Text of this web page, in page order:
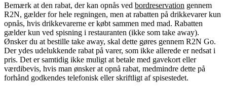
Bemærk at den rabat, der kan opnås ved bordreservation gennem
R2N, gælder for hele regningen, men at rabatten på drikkevarer kun
opnås, hvis drikkevarerne er købt sammen med mad. Rabatten
gælder kun ved spisning i restauranten (ikke som take away).
Ønsker du at bestille take away, skal dette gøres gennem R2N Go.
Der ydes udelukkende rabat på varer, som ikke allerede er nedsat i
pris. Det er samtidig ikke muligt at betale med gavekort eller
værdibevis, hvis man ønsker at opnå rabat, medmindre dette på
forhånd godkendes telefonisk eller skriftligt af spisestedet.